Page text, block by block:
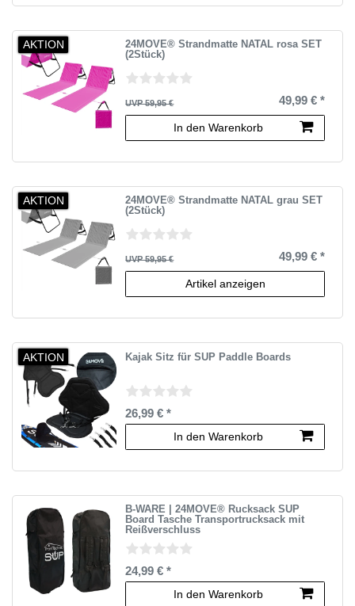
AKTION
24MOVE® Strandmatte NATAL rosa SET
(2Stück)
UVP 59,95 € 49,99 € *
In den Warenkorb
AKTION
24MOVE® Strandmatte NATAL grau SET
(2Stück)
UVP 59,95 € 49,99 € *
Artikel anzeigen
AKTION Kajak Sitz für SUP Paddle Boards
26,99 € *
In den Warenkorb
B-WARE | 24MOVE® Rucksack SUP
Board Tasche Transportrucksack mit
Reißverschluss
24,99 € *
In den Warenkorb